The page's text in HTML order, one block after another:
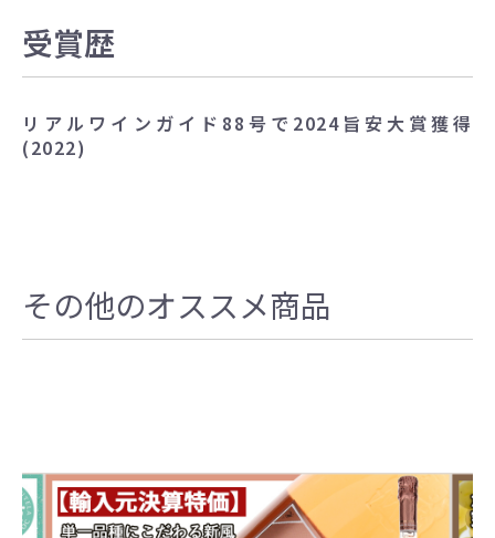
受賞歴
リアルワインガイド88号で2024旨安大賞獲得
(2022)
その他のオススメ商品